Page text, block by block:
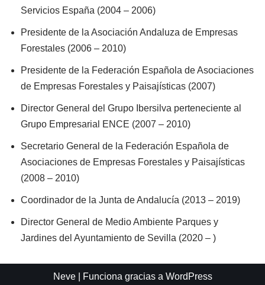
Servicios España (2004 – 2006)
Presidente de la Asociación Andaluza de Empresas
Forestales (2006 – 2010)
Presidente de la Federación Española de Asociaciones
de Empresas Forestales y Paisajísticas (2007)
Director General del Grupo Ibersilva perteneciente al
Grupo Empresarial ENCE (2007 – 2010)
Secretario General de la Federación Española de
Asociaciones de Empresas Forestales y Paisajísticas
(2008 – 2010)
Coordinador de la Junta de Andalucía (2013 – 2019)
Director General de Medio Ambiente Parques y
Jardines del Ayuntamiento de Sevilla (2020 – )
Neve| Funciona gracias a WordPress